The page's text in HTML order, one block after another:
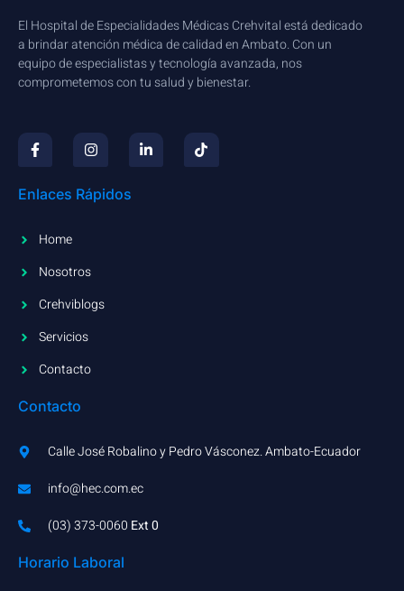
El Hospital de Especialidades Médicas Crehvital está dedicado
a brindar atención médica de calidad en Ambato. Con un
equipo de especialistas y tecnología avanzada, nos
comprometemos con tu salud y bienestar.
Enlaces Rápidos
Home
Nosotros
Crehviblogs
Servicios
Contacto
Contacto
Calle José Robalino y Pedro Vásconez. Ambato-Ecuador
info@hec.com.ec
(03) 373-0060​ Ext 0
Horario Laboral